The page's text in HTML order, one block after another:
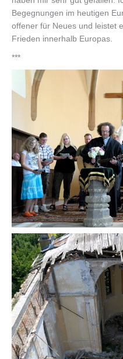
Begegnungen im heutigen
offener für Neues und leistet
Frieden innerhalb Europas.
***